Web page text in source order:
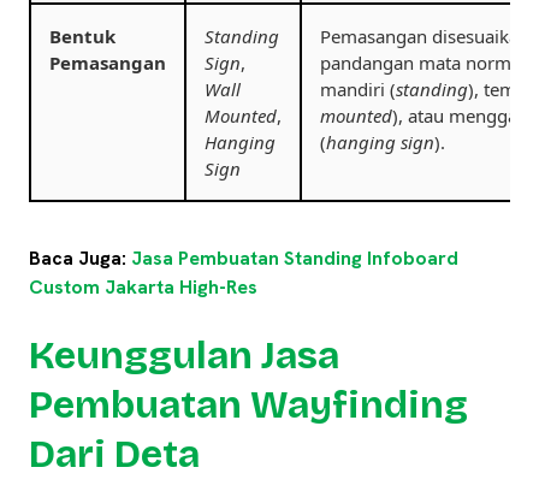
Bentuk
Pemasangan
Standing
Sign,
Wall
Mounted,
Hanging
Sign
Pemasangan disesuaikan
pandangan mata normal.
mandiri (standing),
mounted), atau
(hanging sign).
Baca Juga: Jasa Pembuatan Standing Infoboard
Custom Jakarta High-Res
Keunggulan Jasa
Pembuatan Wayfinding
Dari Deta